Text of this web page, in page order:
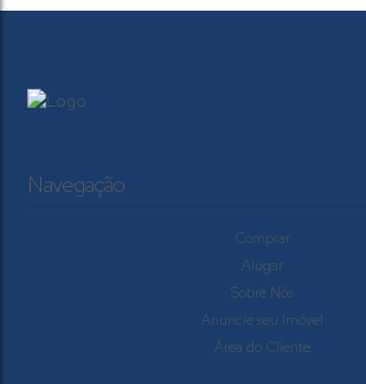
Navegação
Comprar
Alugar
Sobre Nós
Anuncie seu Imóvel
Área do Cliente